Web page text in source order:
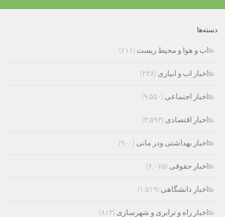
دسته‌ها
اب و هوا و محیط زیست (۶۱۱)
اخبار اب و ابیاری (۲۳۸)
اخبار اجتماعی (۹,۵۵۰)
اخبار اقتصادی (۳,۵۹۳)
اخبار بهداشتی ودر مانی (۹۰۰)
اخبار حقوقی (۶,۰۷۵)
اخبار دانشگاهی (۱,۵۱۹)
اخبار راه و ترابری و شهرسازی (۸۱۳)